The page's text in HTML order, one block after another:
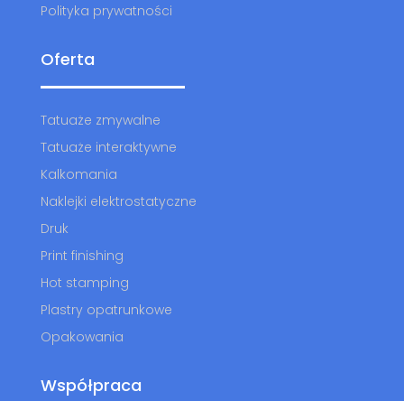
Polityka prywatności
Oferta
Tatuaże zmywalne
Tatuaże interaktywne
Kalkomania
Naklejki elektrostatyczne
Druk
Print finishing
Hot stamping
Plastry opatrunkowe
Opakowania
Współpraca